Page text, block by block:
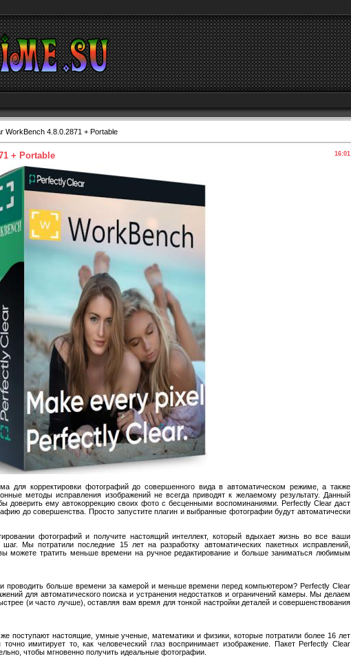
WorkBench 4.8.0.2871 + Portable
16:01
+ Portable
для корректировки фотографий до совершенного вида в автоматическом режиме, а также
методы исправления изображений не всегда приводят к желаемому результату. Данный
доверить ему автокоррекцию своих фото с бесценными воспоминаниями. Perfectly Clear даст
до совершенства. Просто запустите плагин и выбранные фотографии будут автоматически
фотографий и получите настоящий интеллект, который вдыхает жизнь во все ваши
Мы потратили последние 15 лет на разработку автоматических пакетных исправлений,
можете тратить меньше времени на ручное редактирование и больше заниматься любимым
больше времени за камерой и меньше времени перед компьютером? Perfectly Clear
для автоматического поиска и устранения недостатков и ограничений камеры. Мы делаем
(и часто лучше), оставляя вам время для тонкой настройки деталей и совершенствования
поступают настоящие, умные ученые, математики и физики, которые потратили более 16 лет
точно имитирует то, как человеческий глаз воспринимает изображение. Пакет Perfectly Clear
чтобы мгновенно получить идеальные фотографии.